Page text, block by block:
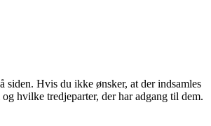
siden. Hvis du ikke ønsker, at der indsamles
hvilke tredjeparter, der har adgang til dem.